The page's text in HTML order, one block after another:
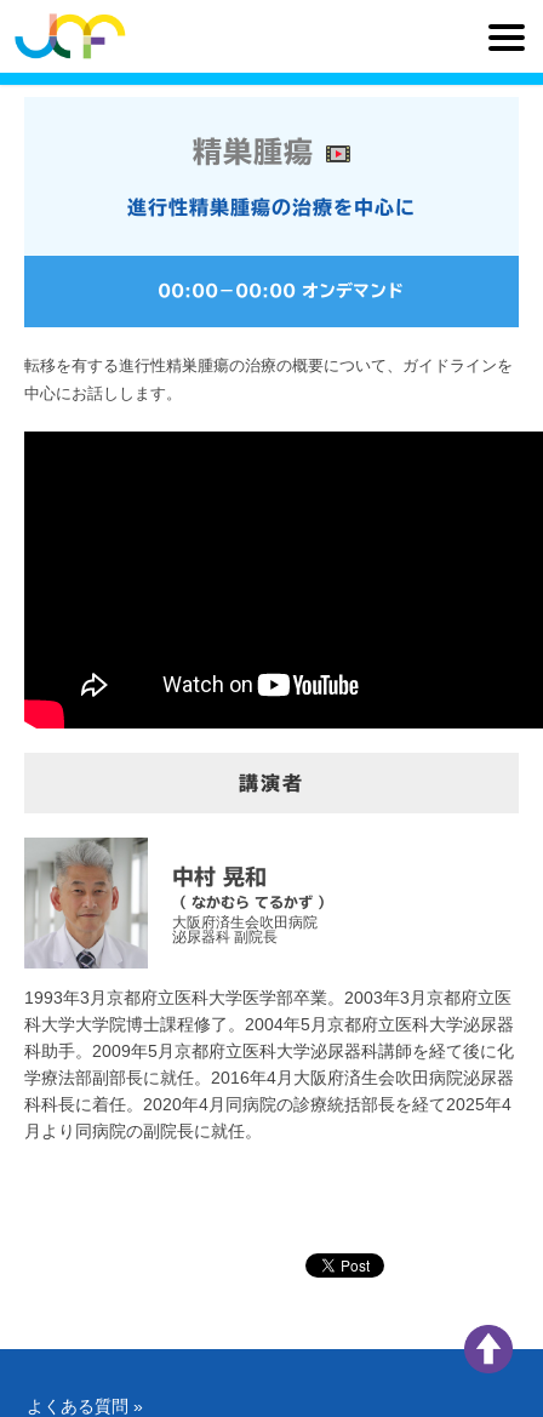
精巣腫瘍
進行性精巣腫瘍の治療を中心に
00:00− 00:00 オンデマンド
転移を有する進行性精巣腫瘍の治療の概要について、ガイドラインを
中心にお話しします。
講演者
中村 晃和
（ なかむら てるかず ）
大阪府済生会吹田病院
泌尿器科 副院長
1993年3月京都府立医科大学医学部卒業。2003年3月京都府立医
科大学大学院博士課程修了。2004年5月京都府立医科大学泌尿器
科助手。2009年5月京都府立医科大学泌尿器科講師を経て後に化
学療法部副部長に就任。2016年4月大阪府済生会吹田病院泌尿器
科科長に着任。2020年4月同病院の診療統括部長を経て2025年4
月より同病院の副院長に就任。
よくある質問 »